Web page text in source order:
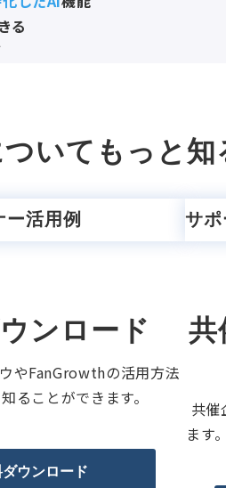
る
ついてもっと知
活用例 サ
ンロード
やFanGrowthの活用方法
ることができます。
ダウンロード
共
共催
ます